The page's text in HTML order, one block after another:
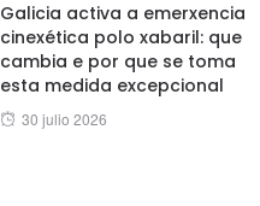
Galicia activa a emerxencia
cinexética polo xabaril: que
cambia e por que se toma
esta medida excepcional
Posted
30 julio 2026